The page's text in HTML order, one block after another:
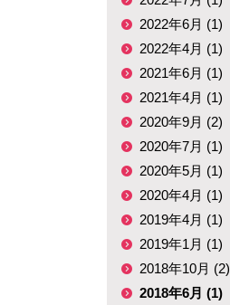
2022年6月 (1)
2022年4月 (1)
2021年6月 (1)
2021年4月 (1)
2020年9月 (2)
2020年7月 (1)
2020年5月 (1)
2020年4月 (1)
2019年4月 (1)
2019年1月 (1)
2018年10月 (2)
2018年6月 (1)